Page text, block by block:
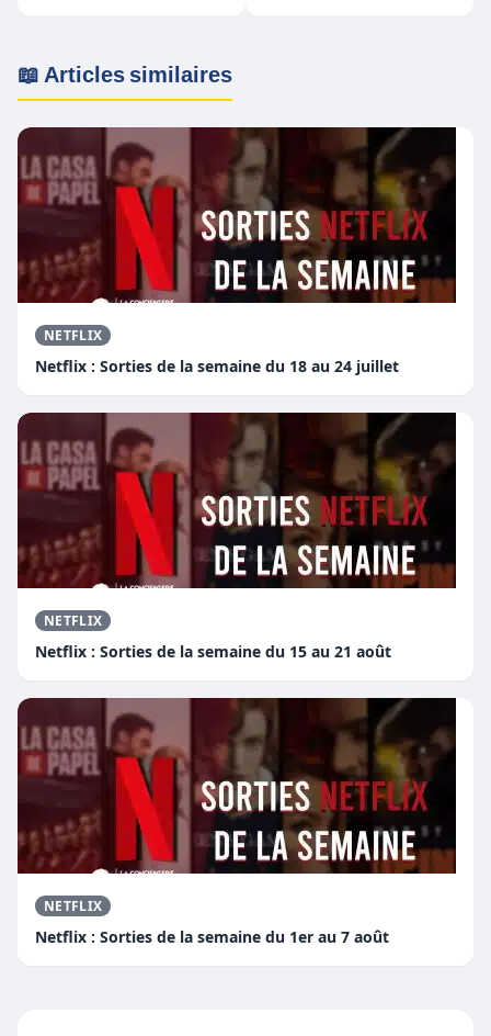
📖 Articles similaires
NETFLIX
Netflix : Sorties de la semaine du 18 au 24 juillet
NETFLIX
Netflix : Sorties de la semaine du 15 au 21 août
NETFLIX
Netflix : Sorties de la semaine du 1er au 7 août